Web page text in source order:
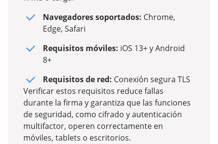
Navegadores soportados: Chrome,
Edge, Safari
Requisitos móviles: iOS 13+ y Android
8+
Requisitos de red: Conexión segura TLS
Verificar estos requisitos reduce fallas
durante la firma y garantiza que las funciones
de seguridad, como cifrado y autenticación
multifactor, operen correctamente en
móviles, tablets o escritorios.